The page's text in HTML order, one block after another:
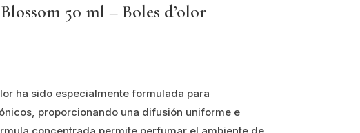
50 ml – Boles d’olor
ha sido especialmente formulada para
proporcionando una difusión uniforme e